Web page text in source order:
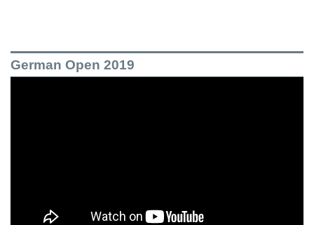
German Open 2019